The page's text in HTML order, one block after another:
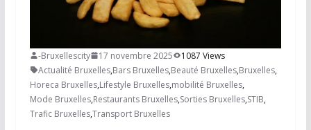
-Bruxellescity 17 novembre 2025
1087 Views
Actualité Bruxelles,Bars Bruxelles,Beauté Bruxelles,Bruxelles,
Horeca Bruxelles,Lifestyle Bruxelles,mobilité Bruxelles,
Mode Bruxelles,Restaurants Bruxelles,Sorties Bruxelles,STIB,
Trafic Bruxelles,Transport Bruxelles